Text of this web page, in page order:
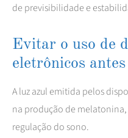
de previsibilidade e
Evitar o uso de
eletrônicos
A luz azul emitida pelos
na produção de
regulação do sono.